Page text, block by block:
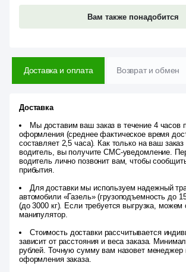
Вам также понадобится
Доставка и оплата Возврат и обмен
Доставка
Мы доставим ваш заказ в течение 4 часов
оформления (среднее фактическое время
составляет 2,5 часа). Как только на ваш заказ
водитель, вы получите СМС-уведомление.
водитель лично позвонит вам, чтобы
прибытия.
Для доставки мы используем надежный
автомобили «Газель» (грузоподъемность до
(до 3000 кг). Если требуется выгрузка, можем
манипулятор.
Стоимость доставки рассчитывается
зависит от расстояния и веса заказа.
рублей. Точную сумму вам назовет менеджер
оформления заказа.